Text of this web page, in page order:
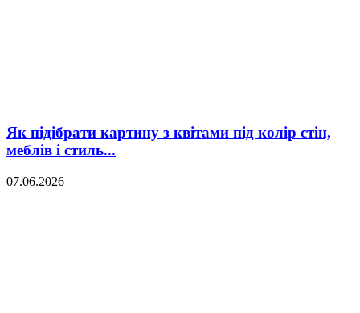
Як підібрати картину з квітами під колір стін,
меблів і стиль...
07.06.2026